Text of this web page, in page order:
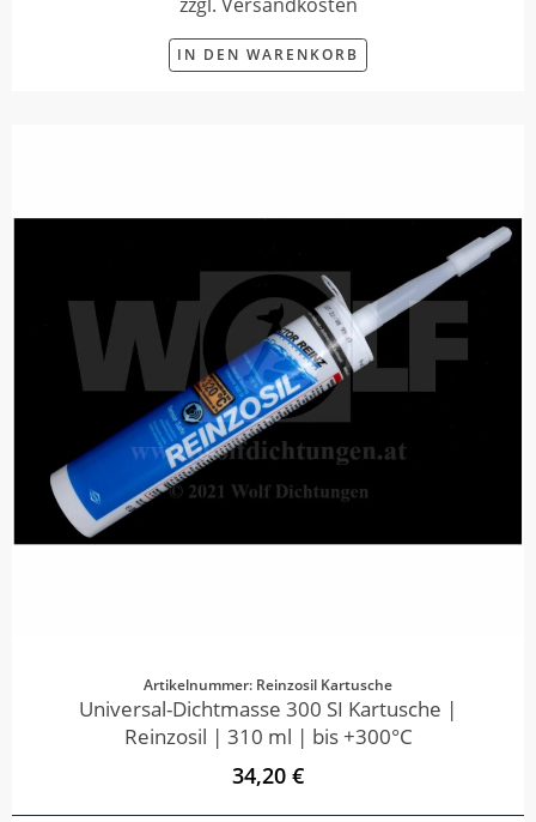
IN DEN WARENKORB
Artikelnummer: Reinzosil Kartusche
Universal-Dichtmasse 300 SI Kartusche |
Reinzosil | 310 ml | bis +300°C
34,20 €